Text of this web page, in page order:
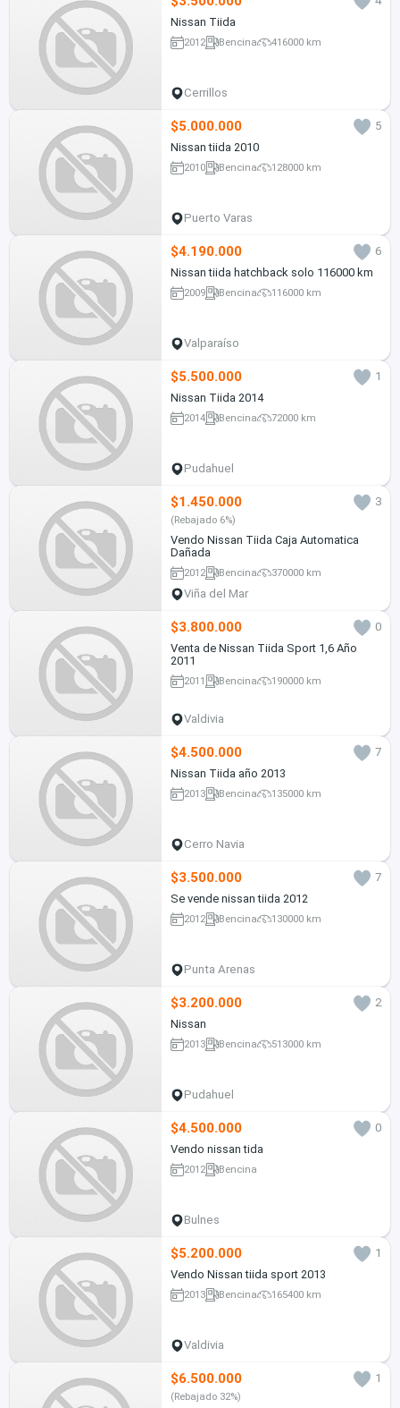
Nissan Tiida
2012 Bencina 416000 km
Cerrillos
$5.000.000
5
Nissan tiida 2010
2010 Bencina 128000 km
Puerto Varas
$4.190.000
6
Nissan tiida hatchback solo 116000 km
2009 Bencina 116000 km
Valparaíso
$5.500.000
1
Nissan Tiida 2014
2014 Bencina 72000 km
Pudahuel
$1.450.000 3
(Rebajado 6%)
Vendo Nissan Tiida Caja Automatica
Dañada
2012 Bencina 370000 km
Viña del Mar
$3.800.000
0
Venta de Nissan Tiida Sport 1,6 Año
2011
2011 Bencina 190000 km
Valdivia
$4.500.000
7
Nissan Tiida año 2013
2013 Bencina 135000 km
Cerro Navia
$3.500.000
7
Se vende nissan tiida 2012
2012 Bencina 130000 km
Punta Arenas
$3.200.000
2
Nissan
2013 Bencina 513000 km
Pudahuel
$4.500.000
0
Vendo nissan tida
2012 Bencina
Bulnes
$5.200.000
1
Vendo Nissan tiida sport 2013
2013 Bencina 165400 km
Valdivia
$6.500.000 1
(Rebajado 32%)